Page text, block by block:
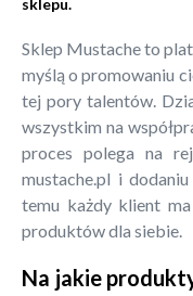
sklepu.
Sklep Mustache to
myślą o promowaniu
tej pory talentów.
wszystkim na
proces polega na
mustache.pl i
temu każdy klient ma
produktów dla siebie.
Na jakie